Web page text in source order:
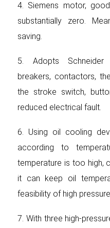
4. Siemens motor,
substantially zero.
saving.
5. Adopts Schneider
breakers, contactors,
the stroke switch,
reduced electrical fault.
6. Using oil cooling
according to
temperature is too high,
it can keep oil
feasibility of high
7. With three high-